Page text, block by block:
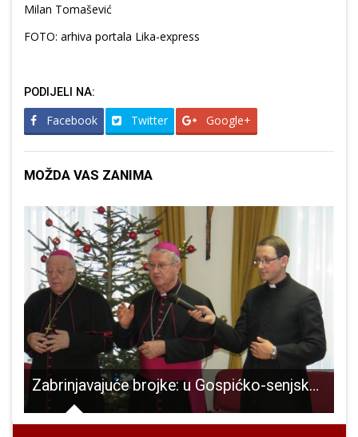
Milan Tomašević
FOTO: arhiva portala Lika-express
PODIJELI NA:
Facebook Twitter Google+
MOŽDA VAS ZANIMA
Zabrinjavajuće brojke: u Gospićko-senjskoj biskupiji ove godine 40 vjenčanja i 195 krizmanika manje nego lani!